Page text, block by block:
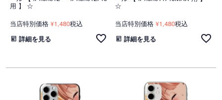
用 】 ☆
当店特別価格 ¥1,480税込
詳細を見る
☆
当店特別価格 ¥1,480税込
詳細を見る